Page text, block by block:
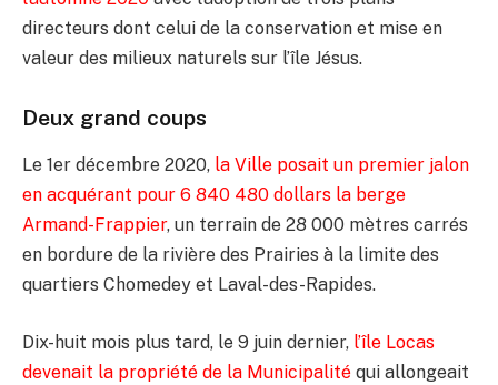
directeurs dont celui de la conservation et mise en
valeur des milieux naturels sur l’île Jésus.
Deux grand coups
Le 1er décembre 2020, la Ville posait un premier jalon
en acquérant pour 6 840 480 dollars la berge
Armand-Frappier, un terrain de 28 000 mètres carrés
en bordure de la rivière des Prairies à la limite des
quartiers Chomedey et Laval-des-Rapides.
Dix-huit mois plus tard, le 9 juin dernier, l’île Locas
devenait la propriété de la Municipalité qui allongeait